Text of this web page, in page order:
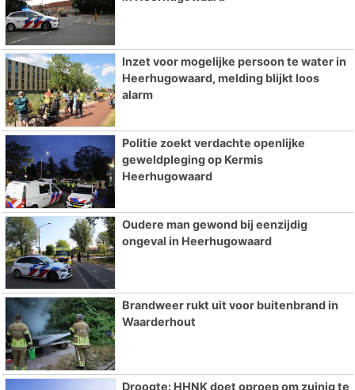
Inzet voor mogelijke persoon te water in
Heerhugowaard, melding blijkt loos
alarm
Politie zoekt verdachte openlijke
geweldpleging op Kermis
Heerhugowaard
Oudere man gewond bij eenzijdig
ongeval in Heerhugowaard
Brandweer rukt uit voor buitenbrand in
Waarderhout
Droogte: HHNK doet oproep om zuinig te